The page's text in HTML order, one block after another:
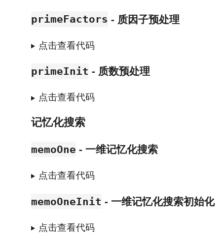
primeFactors - 质因子预处理
点击查看代码
primeInit - 质数预处理
点击查看代码
记忆化搜索
memoOne - 一维记忆化搜索
点击查看代码
memoOneInit - 一维记忆化搜索初始化
点击查看代码